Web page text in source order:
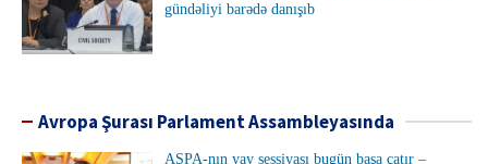
gündəliyi barədə danışıb
Avropa Şurası Parlament Assambleyasında
AŞPA-nın yay sessiyası bugün başa çatır –